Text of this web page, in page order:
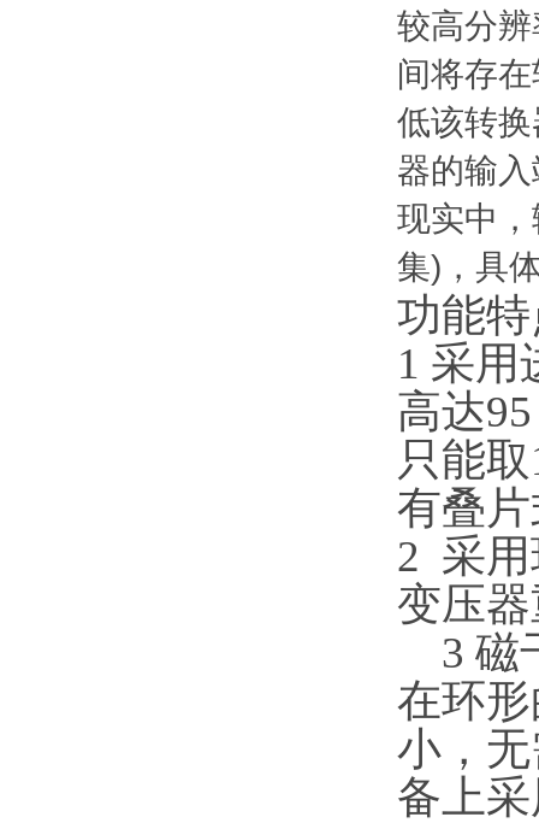
较高分
间将存
低该转
器的输
现实中
集)，具
功能
1 采用
高达
只能
有叠
2 采用
变压
3 磁
在环
小，
备上